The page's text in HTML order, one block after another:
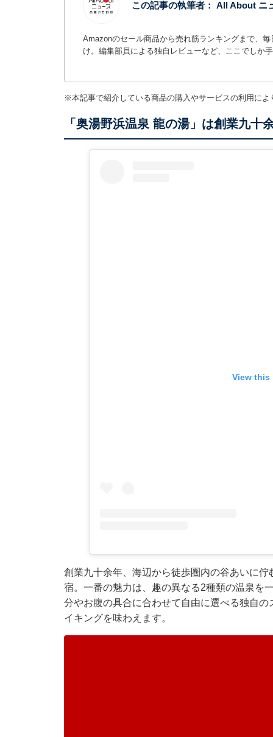
この記事の執筆者： All About ニ
Amazonのセール商品から売れ筋ランキングまで、
け。編集部員による独自レビューなど、ここでしか
※本記事で紹介している商品の購入やサービスの利用に
「奥湯野浜温泉 龍の湯」は創業九十
View this
創業九十余年、海辺から徒歩圏内の谷あいに
宿。一番の魅力は、趣の異なる2種類の温泉を
分やお腹の具合に合わせて自由に選べる独自
イキングを味わえます。